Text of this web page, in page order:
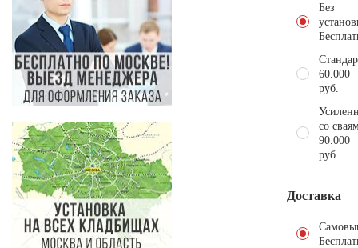
Без
60.000
руб.
со
90.000
руб.
Доставка